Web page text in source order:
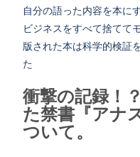
自分の語った内容を本に
ビジネスをすべて捨てて
版された本は科学的検証
た
衝撃の記録！
た禁書『アナ
ついて。